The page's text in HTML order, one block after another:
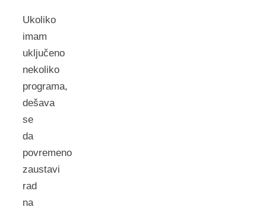
Ukoliko
imam
uključeno
nekoliko
programa,
dešava
se
da
povremeno
zaustavi
rad
na